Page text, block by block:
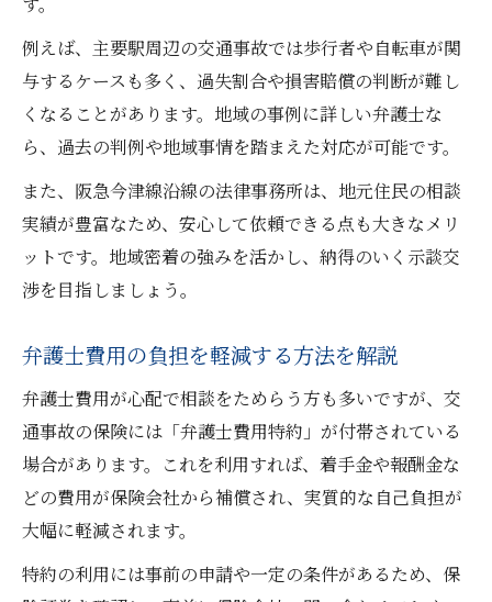
例えば、主要駅周辺の交通事故では歩行者や自転車が関
与するケースも多く、過失割合や損害賠償の判断が難し
くなることがあります。地域の事例に詳しい弁護士な
ら、過去の判例や地域事情を踏まえた対応が可能です。
また、阪急今津線沿線の法律事務所は、地元住民の相談
実績が豊富なため、安心して依頼できる点も大きなメリ
ットです。地域密着の強みを活かし、納得のいく示談交
渉を目指しましょう。
弁護士費用の負担を軽減する方法を解説
弁護士費用が心配で相談をためらう方も多いですが、交
通事故の保険には「弁護士費用特約」が付帯されている
場合があります。これを利用すれば、着手金や報酬金な
どの費用が保険会社から補償され、実質的な自己負担が
大幅に軽減されます。
特約の利用には事前の申請や一定の条件があるため、保